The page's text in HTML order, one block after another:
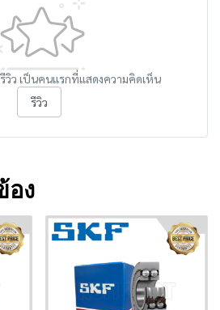
วิว เป็นคนแรกที่แสดงความคิดเห็น
รีวิว
อง